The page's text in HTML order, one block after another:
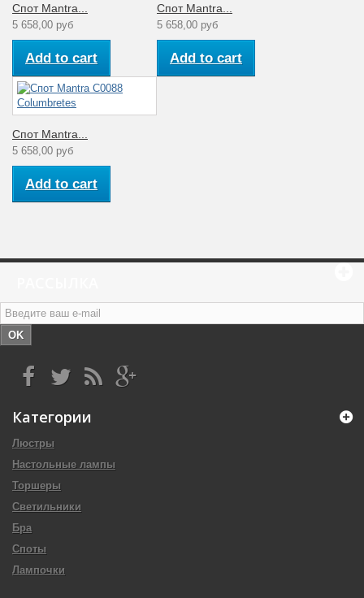
Спот Mantra...
5 658,00 руб
Add to cart
Спот Mantra...
5 658,00 руб
Add to cart
Спот Mantra...
5 658,00 руб
Add to cart
OK
Категории
Люстры
Настольные лампы
Торшеры
Светильники
Бра
Споты
Лампочки